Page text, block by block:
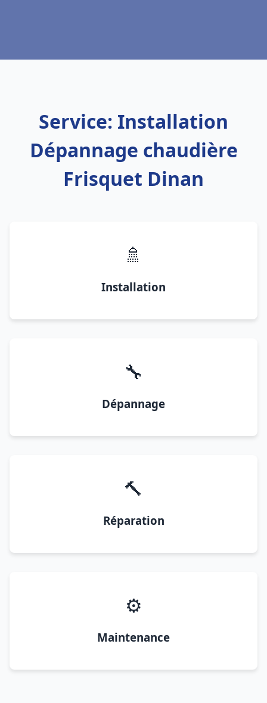
Service: Installation
Dépannage chaudière
Frisquet Dinan
🚿
Installation
🔧
Dépannage
🔨
Réparation
⚙️
Maintenance